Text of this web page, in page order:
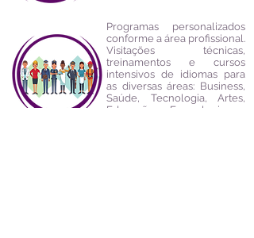
Programas personalizados
conforme a área profissional.
Visitações técnicas,
treinamentos e cursos
intensivos de idiomas para
as diversas áreas: Business,
Saúde, Tecnologia, Artes,
Educação, Engenharia e